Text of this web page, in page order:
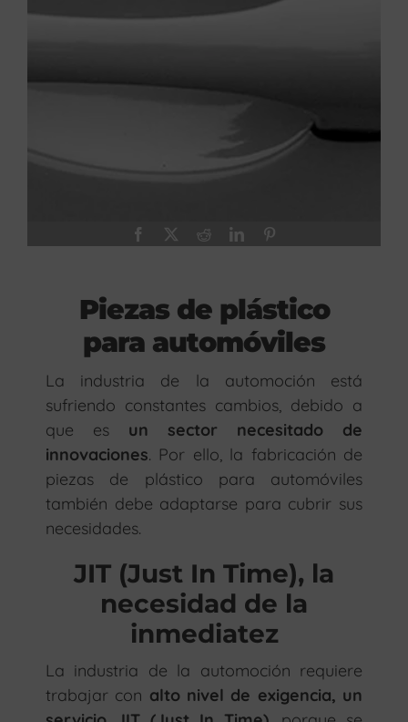
Piezas de plástico
para automóviles
La industria de la automoción está
sufriendo constantes cambios, debido a
que es un sector necesitado de
innovaciones. Por ello, la fabricación de
piezas de plástico para automóviles
también debe adaptarse para cubrir sus
necesidades.
JIT (Just In Time), la
necesidad de la
inmediatez
La industria de la automoción requiere
trabajar con alto nivel de exigencia, un